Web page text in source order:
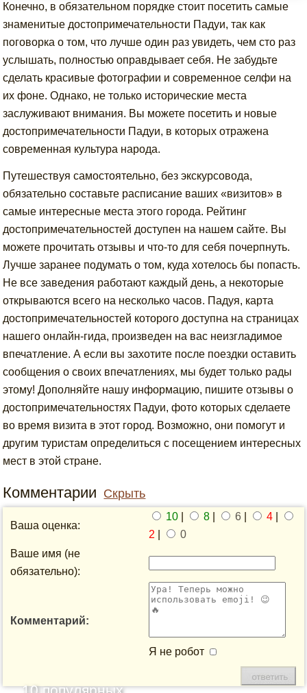
Конечно, в обязательном порядке стоит посетить самые
знаменитые достопримечательности Падуи, так как
поговорка о том, что лучше один раз увидеть, чем сто раз
услышать, полностью оправдывает себя. Не забудьте
сделать красивые фотографии и современное селфи на
их фоне. Однако, не только исторические места
заслуживают внимания. Вы можете посетить и новые
достопримечательности Падуи, в которых отражена
современная культура народа.
Путешествуя самостоятельно, без экскурсовода,
обязательно составьте расписание ваших «визитов» в
самые интересные места этого города. Рейтинг
достопримечательностей доступен на нашем сайте. Вы
можете прочитать отзывы и что-то для себя почерпнуть.
Лучше заранее подумать о том, куда хотелось бы попасть.
Не все заведения работают каждый день, а некоторые
открываются всего на несколько часов. Падуя, карта
достопримечательностей которого доступна на страницах
нашего онлайн-гида, произведен на вас неизгладимое
впечатление. А если вы захотите после поездки оставить
сообщения о своих впечатлениях, мы будет только рады
этому! Дополняйте нашу информацию, пишите отзывы о
достопримечательностях Падуи, фото которых сделаете
во время визита в этот город. Возможно, они помогут и
другим туристам определиться с посещением интересных
мест в этой стране.
Комментарии Скрыть
Ваша оценка:
10 8 6 4
2
0
Ваше имя (не
обязательно):
Комментарий:
Я не робот